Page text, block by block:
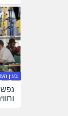
בעין
נפש